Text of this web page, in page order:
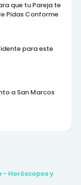
que tu Pareja te
Pidas Conforme
para este
a San Marcos
- Horóscopos y